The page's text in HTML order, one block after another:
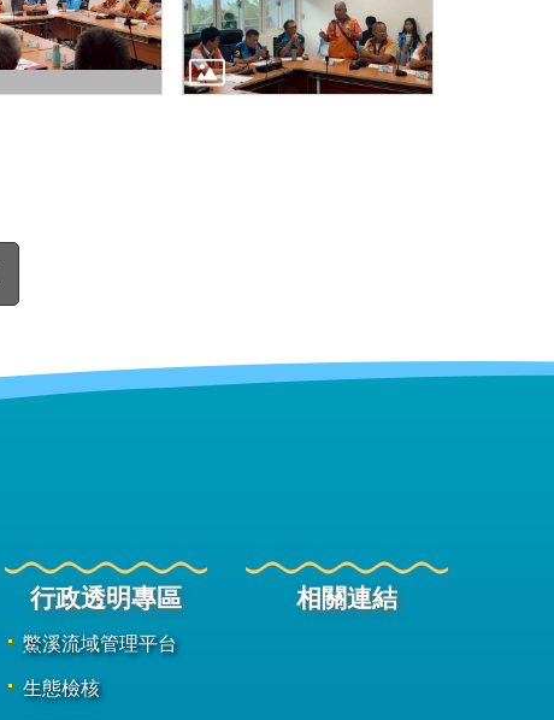
行政透明專區
鱉溪流域管理平台
生態檢核
相關連結